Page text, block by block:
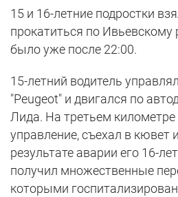
15 и 16-летние подростки
прокатиться по Ивьевскому
было уже после 22:00.
15-летний водитель
"Peugeot" и двигался по
Лида. На третьем километре
управление, съехал в кювет
результате аварии его 16-
получил множественные
которыми